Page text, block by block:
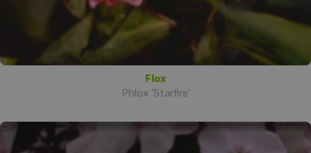
Flox
Phlox 'Starfire'